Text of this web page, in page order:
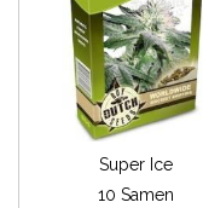
Super Ice
10 Samen